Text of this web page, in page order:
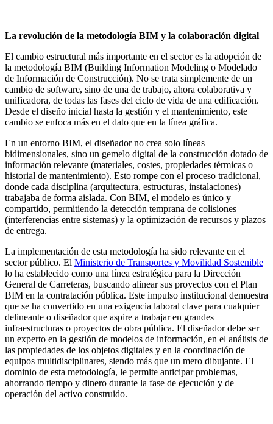
La revolución de la metodología BIM y la colaboración digital
El cambio estructural más importante en el sector es la adopción de
la metodología BIM (Building Information Modeling o Modelado
de Información de Construcción). No se trata simplemente de un
cambio de software, sino de una de trabajo, ahora colaborativa y
unificadora, de todas las fases del ciclo de vida de una edificación.
Desde el diseño inicial hasta la gestión y el mantenimiento, este
cambio se enfoca más en el dato que en la línea gráfica.
En un entorno BIM, el diseñador no crea solo líneas
bidimensionales, sino un gemelo digital de la construcción dotado de
información relevante (materiales, costes, propiedades térmicas o
historial de mantenimiento). Esto rompe con el proceso tradicional,
donde cada disciplina (arquitectura, estructuras, instalaciones)
trabajaba de forma aislada. Con BIM, el modelo es único y
compartido, permitiendo la detección temprana de colisiones
(interferencias entre sistemas) y la optimización de recursos y plazos
de entrega.
La implementación de esta metodología ha sido relevante en el
sector público. El Ministerio de Transportes y Movilidad Sostenible
lo ha establecido como una línea estratégica para la Dirección
General de Carreteras, buscando alinear sus proyectos con el Plan
BIM en la contratación pública. Este impulso institucional demuestra
que se ha convertido en una exigencia laboral clave para cualquier
delineante o diseñador que aspire a trabajar en grandes
infraestructuras o proyectos de obra pública. El diseñador debe ser
un experto en la gestión de modelos de información, en el análisis de
las propiedades de los objetos digitales y en la coordinación de
equipos multidisciplinares, siendo más que un mero dibujante. El
dominio de esta metodología, le permite anticipar problemas,
ahorrando tiempo y dinero durante la fase de ejecución y de
operación del activo construido.